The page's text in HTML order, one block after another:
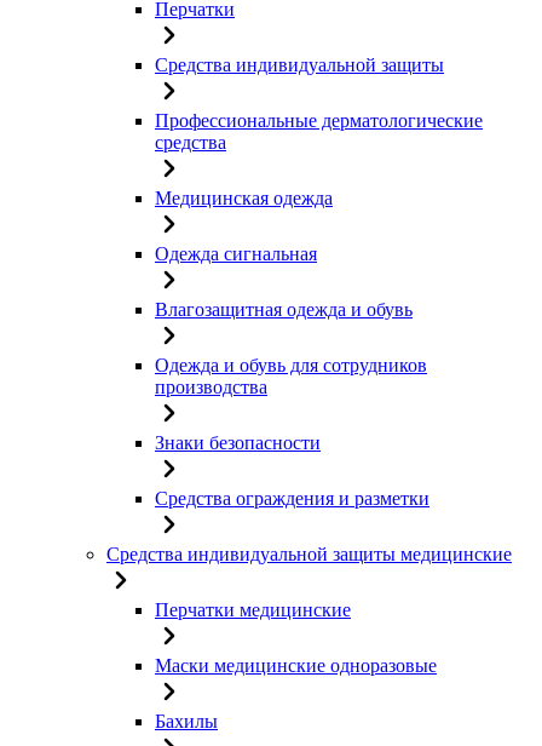
Перчатки
Средства индивидуальной защиты
Профессиональные дерматологические
средства
Медицинская одежда
Одежда сигнальная
Влагозащитная одежда и обувь
Одежда и обувь для сотрудников
производства
Знаки безопасности
Средства ограждения и разметки
Средства индивидуальной защиты медицинские
Перчатки медицинские
Маски медицинские одноразовые
Бахилы